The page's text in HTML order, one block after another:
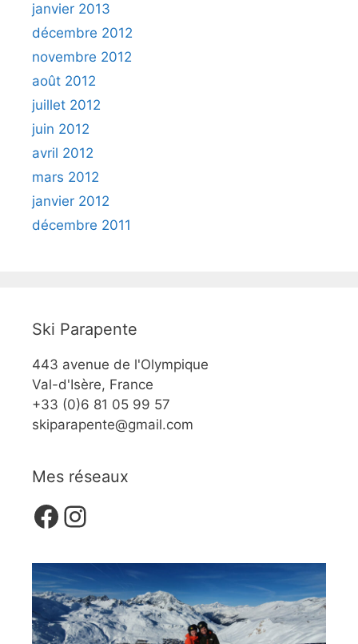
janvier 2013
décembre 2012
novembre 2012
août 2012
juillet 2012
juin 2012
avril 2012
mars 2012
janvier 2012
décembre 2011
Ski Parapente
443 avenue de l'Olympique
Val-d'Isère, France
+33 (0)6 81 05 99 57
skiparapente@gmail.com
Mes réseaux
Facebook
Instagram